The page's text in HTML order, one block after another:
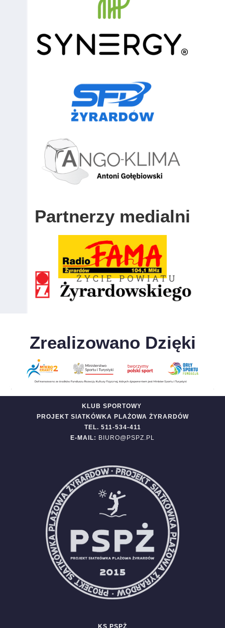
Partnerzy medialni
Zrealizowano Dzięki
KLUB SPORTOWY
PROJEKT SIATKÓWKA PLAŻOWA ŻYRARDÓW
TEL. 511-534-411
E-MAIL: BIURO@PSPZ.PL
KS PSPŻ